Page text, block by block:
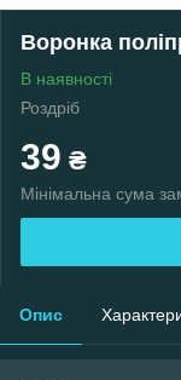
Воронка
В наявності
Роздріб
39 ₴
Мінімальна сума
Опис